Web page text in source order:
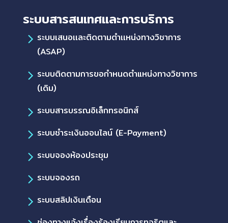
ระบบสารสนเทศและการบริการ
ระบบเสนอเเละติดตามตำเเหน่งทางวิชาการ
(ASAP)
ระบบติดตามการขอกำหนดตำแหน่งทางวิชาการ
(เดิม)
ระบบสารบรรณอิเล็กทรอนิกส์
ระบบชำระเงินออนไลน์ (E-Payment)
ระบบจองห้องประชุม
ระบบจองรถ
ระบบสลิปเงินเดือน